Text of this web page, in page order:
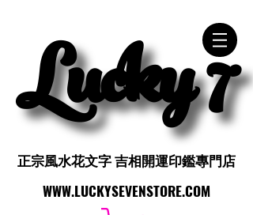
Lucky 7
Lucky 7
正宗風水花文字 吉相開運印鑑專門店
正宗風水花文字 吉相開運印鑑專門店
WWW.LUCKYSEVENSTORE.COM
WWW.LUCKYSEVENSTORE.COM